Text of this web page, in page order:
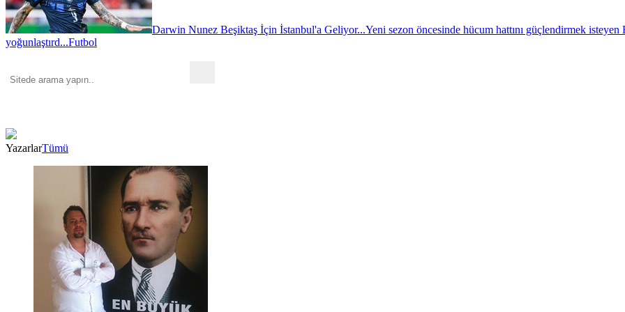
Darwin Nunez Beşiktaş İçin İstanbul'a Geliyor...Yeni sezon öncesinde hücum hattını güçlendirmek
yoğunlaştırd...Futbol
YazarlarTümü